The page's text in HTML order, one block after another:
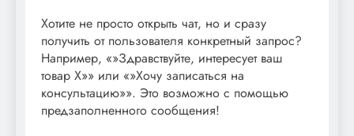
Хотите не просто открыть чат, но и сразу
получить от пользователя конкретный запрос?
Например, «»Здравствуйте, интересует ваш
товар Х»» или «»Хочу записаться на
консультацию»». Это возможно с помощью
предзаполненного сообщения!